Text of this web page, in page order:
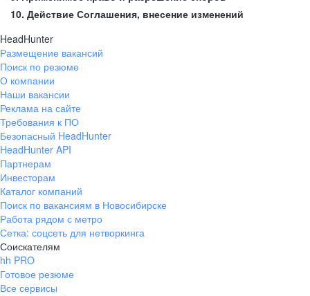
10. Действие Соглашения, внесение изменений
HeadHunter
Размещение вакансий
Поиск по резюме
О компании
Наши вакансии
Реклама на сайте
Требования к ПО
Безопасный HeadHunter
HeadHunter API
Партнерам
Инвесторам
Каталог компаний
Поиск по вакансиям в Новосибирске
Работа рядом с метро
Сетка: соцсеть для нетворкинга
Соискателям
hh PRO
Готовое резюме
Все сервисы